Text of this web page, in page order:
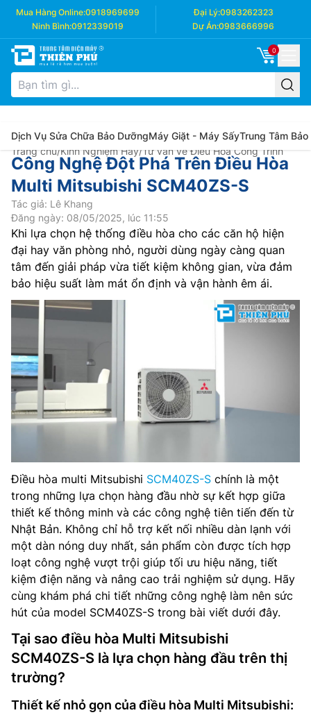
Mua Hàng Online:0918969699 Đại Lý:0983262323
Ninh Bình:0912339019 Dự Án:0983666996
0
Dịch Vụ Sửa Chữa Bảo DưỡngMáy Giặt - Máy SấyTrung Tâm Bảo
Trang chủ/Kinh Nghiệm Hay/Tư vấn về Điều Hòa Công Trình
Công Nghệ Đột Phá Trên Điều Hòa
Multi Mitsubishi SCM40ZS-S
Tác giả: Lê Khang
Đăng ngày: 08/05/2025, lúc 11:55
Khi lựa chọn hệ thống điều hòa cho các căn hộ hiện
đại hay văn phòng nhỏ, người dùng ngày càng quan
tâm đến giải pháp vừa tiết kiệm không gian, vừa đảm
bảo hiệu suất làm mát ổn định và vận hành êm ái.
Điều hòa multi Mitsubishi SCM40ZS-S chính là một
trong những lựa chọn hàng đầu nhờ sự kết hợp giữa
thiết kế thông minh và các công nghệ tiên tiến đến từ
Nhật Bản. Không chỉ hỗ trợ kết nối nhiều dàn lạnh với
một dàn nóng duy nhất, sản phẩm còn được tích hợp
loạt công nghệ vượt trội giúp tối ưu hiệu năng, tiết
kiệm điện năng và nâng cao trải nghiệm sử dụng. Hãy
cùng khám phá chi tiết những công nghệ làm nên sức
hút của model SCM40ZS-S trong bài viết dưới đây.
Tại sao điều hòa Multi Mitsubishi
SCM40ZS-S là lựa chọn hàng đầu trên thị
trường?
Thiết kế nhỏ gọn của điều hòa Multi Mitsubishi: